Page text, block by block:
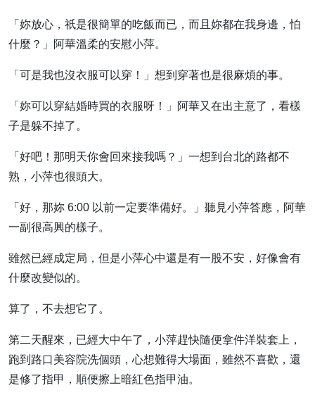
「妳放心，祇是很簡單的吃飯而已，而且妳都在我身邊，怕
什麼？」阿華溫柔的安慰小萍。
「可是我也沒衣服可以穿！」想到穿著也是很麻煩的事。
「妳可以穿結婚時買的衣服呀！」阿華又在出主意了，看樣
子是躲不掉了。
「好吧！那明天你會回來接我嗎？」一想到台北的路都不
熟，小萍也很頭大。
「好，那妳 6:00 以前一定要準備好。」聽見小萍答應，阿華
一副很高興的樣子。
雖然已經成定局，但是小萍心中還是有一股不安，好像會有
什麼改變似的。
算了，不去想它了。
第二天醒來，已經大中午了，小萍趕快隨便拿件洋裝套上，
跑到路口美容院洗個頭，心想難得大場面，雖然不喜歡，還
是修了指甲，順便擦上暗紅色指甲油。